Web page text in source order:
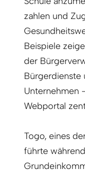
zahlen und
Beispiele
der
Bürgerdienste
Unternehmen
Webportal
Togo, eines
führte